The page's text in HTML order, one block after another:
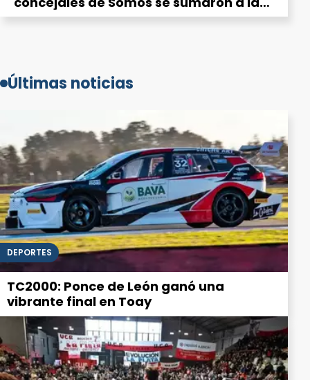
“emoción” por la hamburguesería
Últimas noticias
DEPORTES
TC2000: Ponce de León ganó una
vibrante final en Toay